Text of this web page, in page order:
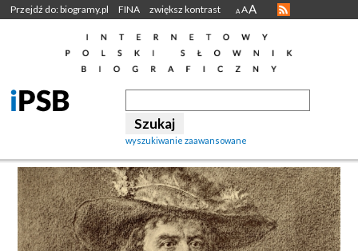
Przejdź do: biogramy.pl FINA zwiększ kontrast A AA
wyszukiwanie zaawansowane